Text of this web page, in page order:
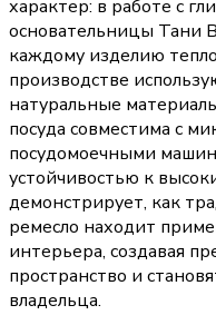
характер: в работе с
основательницы Тани
каждому изделию
производстве
натуральные
посуда совместима с
посудомоечными
устойчивостью к
демонстрирует, как
ремесло находит
интерьера, создавая
пространство и
владельца.